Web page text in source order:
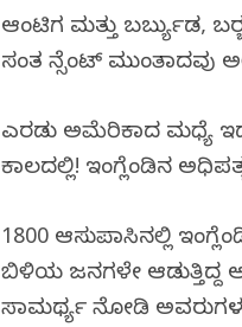
ಆಂಟಿಗ ಮತ್ತು ಬರ್ಬ್ಯುಡ,
ಸಂತ ವಿನ್ಸೆಂಟ್‌ ಮುಂತಾದವು
ಎರಡು ಅಮೆರಿಕಾದ ಮಧ್ಯೆ
ಕಾಲದಲ್ಲಿ! ಇಂಗ್ಲೆಂಡಿನ
1800 ಆಸುಪಾಸಿನಲ್ಲಿ
ಬಿಳಿಯ ಜನಗಳೇ ಆಡುತ್ತಿದ್ದ
ಸಾಮರ್ಥ್ಯ ನೋಡಿ